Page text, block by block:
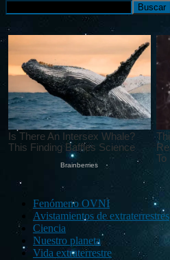
Fenómeno OVNI
Avistamientos de extraterrestres
Ciencia
Nuestro planeta
Vida extraterrestre